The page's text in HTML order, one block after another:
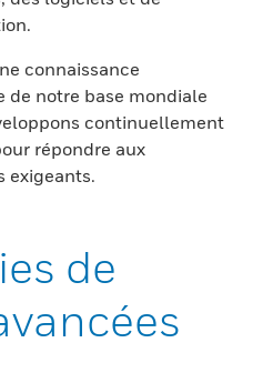
connaissance
de notre base mondiale
continuellement
répondre aux
exigeants.
de